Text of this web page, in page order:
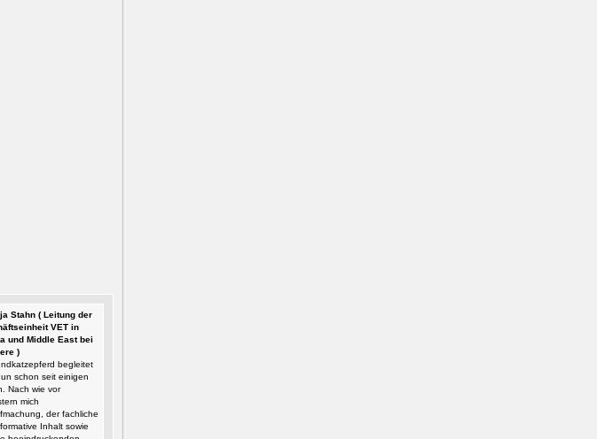
Stahn ( Leitung der
VET in
und Middle East bei
)
begleitet
schon seit einigen
Nach wie vor
mich
der fachliche
Inhalt sowie